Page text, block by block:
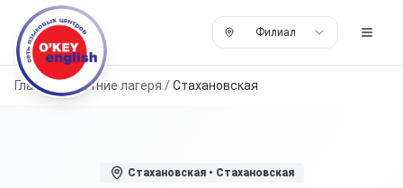
Филиал
Главная Летние лагеря /Стахановская
Стахановская• Стахановская